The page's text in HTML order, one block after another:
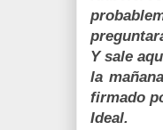
Y sale
la
firmado
Ideal.